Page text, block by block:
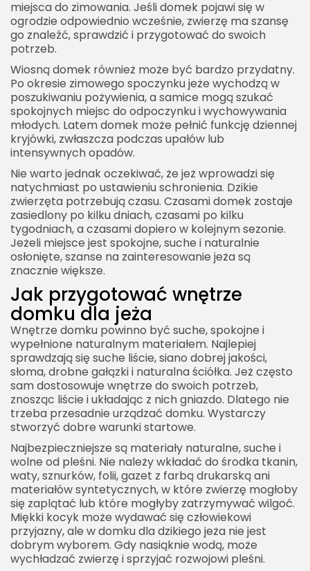
miejsca do zimowania. Jeśli domek pojawi się w
ogrodzie odpowiednio wcześnie, zwierzę ma szansę
go znaleźć, sprawdzić i przygotować do swoich
potrzeb.
Wiosną domek również może być bardzo przydatny.
Po okresie zimowego spoczynku jeże wychodzą w
poszukiwaniu pożywienia, a samice mogą szukać
spokojnych miejsc do odpoczynku i wychowywania
młodych. Latem domek może pełnić funkcję dziennej
kryjówki, zwłaszcza podczas upałów lub
intensywnych opadów.
Nie warto jednak oczekiwać, że jeż wprowadzi się
natychmiast po ustawieniu schronienia. Dzikie
zwierzęta potrzebują czasu. Czasami domek zostaje
zasiedlony po kilku dniach, czasami po kilku
tygodniach, a czasami dopiero w kolejnym sezonie.
Jeżeli miejsce jest spokojne, suche i naturalnie
osłonięte, szanse na zainteresowanie jeża są
znacznie większe.
Jak przygotować wnętrze
domku dla jeża
Wnętrze domku powinno być suche, spokojne i
wypełnione naturalnym materiałem. Najlepiej
sprawdzają się suche liście, siano dobrej jakości,
słoma, drobne gałązki i naturalna ściółka. Jeż często
sam dostosowuje wnętrze do swoich potrzeb,
znosząc liście i układając z nich gniazdo. Dlatego nie
trzeba przesadnie urządzać domku. Wystarczy
stworzyć dobre warunki startowe.
Najbezpieczniejsze są materiały naturalne, suche i
wolne od pleśni. Nie należy wkładać do środka tkanin,
waty, sznurków, folii, gazet z farbą drukarską ani
materiałów syntetycznych, w które zwierzę mogłoby
się zaplątać lub które mogłyby zatrzymywać wilgoć.
Miękki kocyk może wydawać się człowiekowi
przyjazny, ale w domku dla dzikiego jeża nie jest
dobrym wyborem. Gdy nasiąknie wodą, może
wychładzać zwierzę i sprzyjać rozwojowi pleśni.